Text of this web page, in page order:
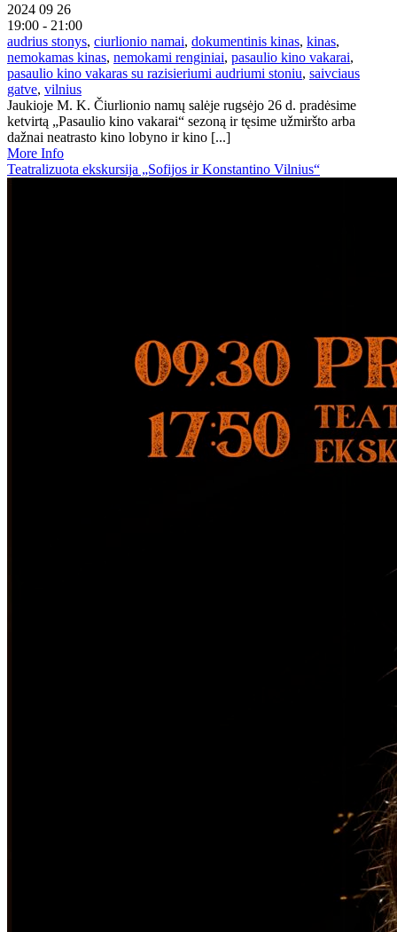
2024 09 26
19:00 - 21:00
audrius stonys, ciurlionio namai, dokumentinis kinas, kinas,
nemokamas kinas, nemokami renginiai, pasaulio kino vakarai,
pasaulio kino vakaras su razisieriumi audriumi stoniu, saivciaus
gatve, vilnius
Jaukioje M. K. Čiurlionio namų salėje rugsėjo 26 d. pradėsime
ketvirtą „Pasaulio kino vakarai“ sezoną ir tęsime užmiršto arba
dažnai neatrasto kino lobyno ir kino [...]
More Info
Teatralizuota ekskursija „Sofijos ir Konstantino Vilnius“